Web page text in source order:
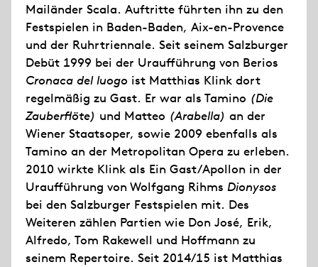
Mailänder Scala. Auftritte führten ihn zu den
Festspielen in Baden-Baden, Aix-en-Provence
und der Ruhrtriennale. Seit seinem Salzburger
Debüt 1999 bei der Uraufführung von Berios
Cronaca del luogo ist Matthias Klink dort
regelmäßig zu Gast. Er war als Tamino (Die
Zauberflöte) und Matteo (Arabella) an der
Wiener Staatsoper, sowie 2009 ebenfalls als
Tamino an der Metropolitan Opera zu erleben.
2010 wirkte Klink als Ein Gast/Apollon in der
Uraufführung von Wolfgang Rihms Dionysos
bei den Salzburger Festspielen mit. Des
Weiteren zählen Partien wie Don José, Erik,
Alfredo, Tom Rakewell und Hoffmann zu
seinem Repertoire. Seit 2014/15 ist Matthias